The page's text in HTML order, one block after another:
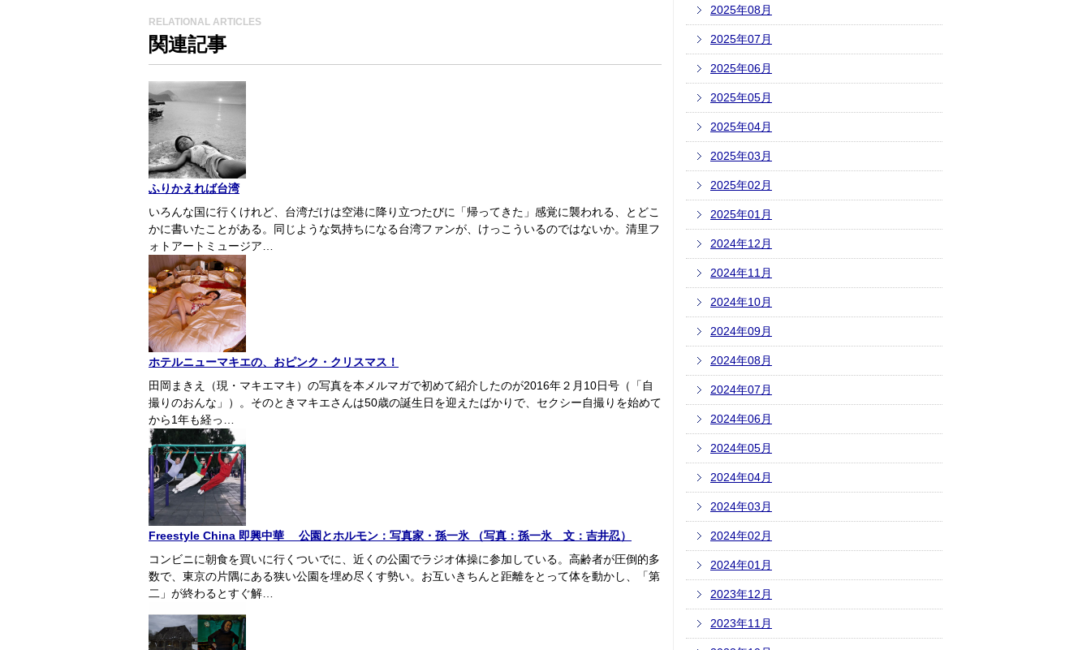
RELATIONAL ARTICLES
関連記事
ふりかえれば台湾
いろんな国に行くけれど、台湾だけは空港に降り立つたびに「帰ってきた」感覚に襲われる、とどこ
かに書いたことがある。同じような気持ちになる台湾ファンが、けっこういるのではないか。清里フ
ォトアートミュージア…
ホテルニューマキエの、おピンク・クリスマス！
田岡まきえ（現・マキエマキ）の写真を本メルマガで初めて紹介したのが2016年２月10日号（「自
撮りのおんな」）。そのときマキエさんは50歳の誕生日を迎えたばかりで、セクシー自撮りを始めて
から1年も経っ…
Freestyle China 即興中華 公園とホルモン：写真家・孫一氷 （写真：孫一氷 文：吉井忍）
コンビニに朝食を買いに行くついでに、近くの公園でラジオ体操に参加している。高齢者が圧倒的多
数で、東京の片隅にある狭い公園を埋め尽くす勢い。お互いきちんと距離をとって体を動かし、「第
二」が終わるとすぐ解…
2025年08月
2025年07月
2025年06月
2025年05月
2025年04月
2025年03月
2025年02月
2025年01月
2024年12月
2024年11月
2024年10月
2024年09月
2024年08月
2024年07月
2024年06月
2024年05月
2024年04月
2024年03月
2024年02月
2024年01月
2023年12月
2023年11月